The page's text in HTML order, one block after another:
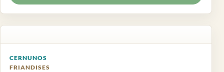
CERNUNOS
FRIANDISES